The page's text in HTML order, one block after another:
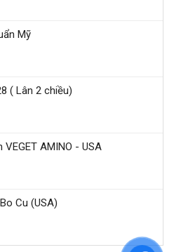
Mỹ
( Lân 2 chiều)
AMINO - USA
Cu (USA)